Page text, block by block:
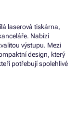
laserová tiskárna,
Nabízí
výstupu. Mezi
design, který
potřebují spolehlivé